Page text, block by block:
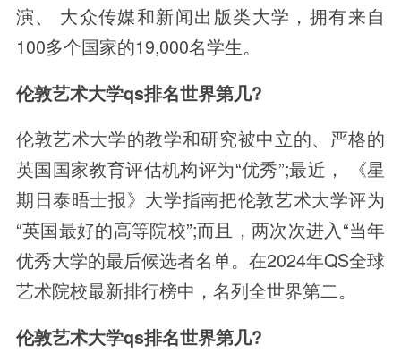
演、 大众传媒和新闻出版类大学，拥有来自
100多个国家的19,000名学生。
伦敦艺术大学qs排名世界第几?
伦敦艺术大学的教学和研究被中立的、严格的
英国国家教育评估机构评为“优秀”;最近， 《星
期日泰晤士报》大学指南把伦敦艺术大学评为
“英国最好的高等院校”;而且，两次次进入“当年
优秀大学的最后候选者名单。在2024年QS全球
艺术院校最新排行榜中，名列全世界第二。
伦敦艺术大学qs排名世界第几?